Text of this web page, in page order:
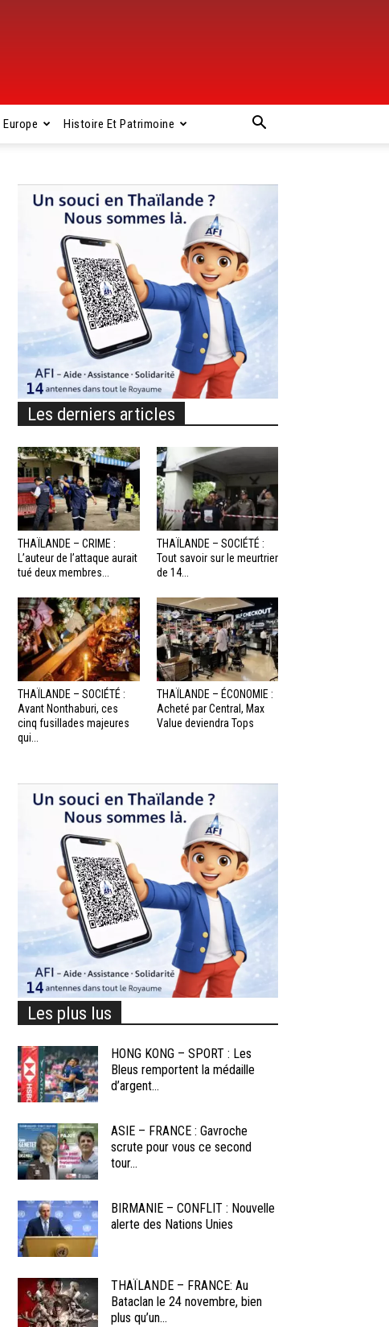
Europe Histoire Et Patrimoine
Les derniers articles
THAÏLANDE – CRIME :
L’auteur de l’attaque aurait
tué deux membres...
THAÏLANDE – SOCIÉTÉ :
Tout savoir sur le meurtrier
de 14...
THAÏLANDE – SOCIÉTÉ :
Avant Nonthaburi, ces
cinq fusillades majeures
qui...
THAÏLANDE – ÉCONOMIE :
Acheté par Central, Max
Value deviendra Tops
Les plus lus
HONG KONG – SPORT : Les
Bleus remportent la médaille
d’argent...
ASIE – FRANCE : Gavroche
scrute pour vous ce second
tour...
BIRMANIE – CONFLIT : Nouvelle
alerte des Nations Unies
THAÏLANDE – FRANCE: Au
Bataclan le 24 novembre, bien
plus qu’un...